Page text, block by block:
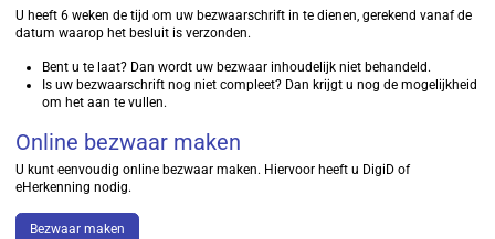
U heeft 6 weken de tijd om uw bezwaarschrift in te dienen, gerekend vanaf de
datum waarop het besluit is verzonden.
Bent u te laat? Dan wordt uw bezwaar inhoudelijk niet behandeld.
Is uw bezwaarschrift nog niet compleet? Dan krijgt u nog de mogelijkheid
om het aan te vullen.
Online bezwaar maken
U kunt eenvoudig online bezwaar maken. Hiervoor heeft u DigiD of
eHerkenning nodig.
Bezwaar maken